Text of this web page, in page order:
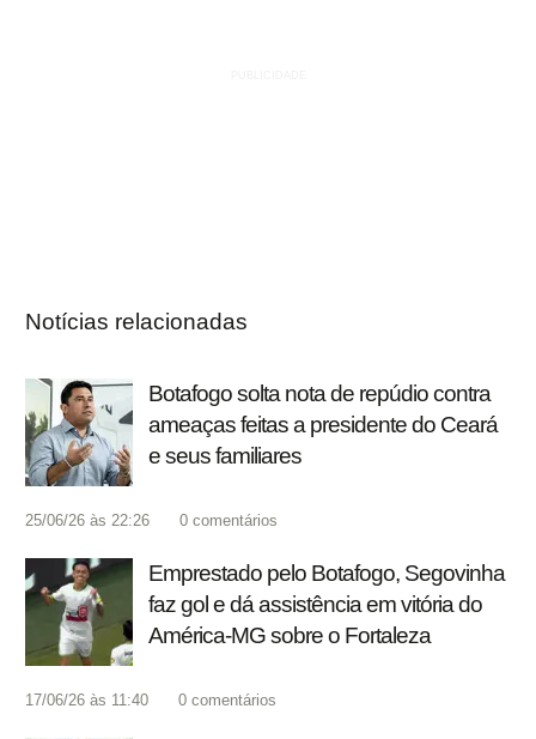
Notícias relacionadas
Botafogo solta nota de repúdio contra
ameaças feitas a presidente do Ceará
e seus familiares
25/06/26 às 22:26 0 comentários
Emprestado pelo Botafogo, Segovinha
faz gol e dá assistência em vitória do
América-MG sobre o Fortaleza
17/06/26 às 11:40 0 comentários